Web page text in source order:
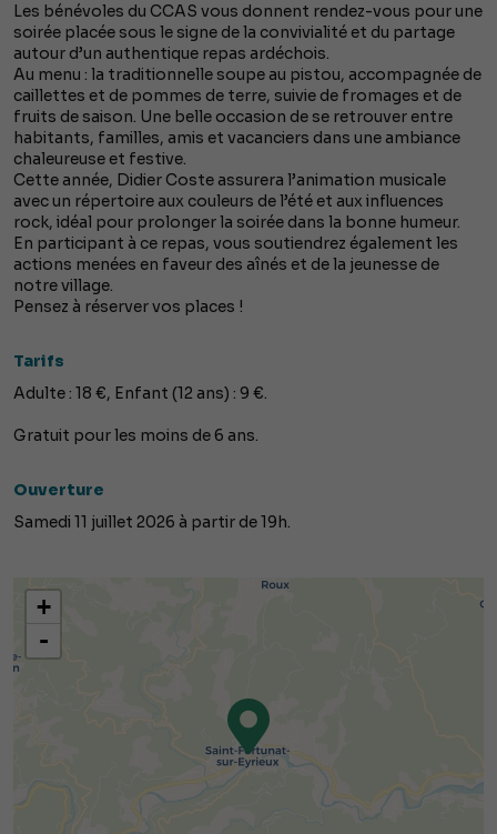
Les bénévoles du CCAS vous donnent rendez-vous pour une
soirée placée sous le signe de la convivialité et du partage
autour d’un authentique repas ardéchois.
Au menu : la traditionnelle soupe au pistou, accompagnée de
caillettes et de pommes de terre, suivie de fromages et de
fruits de saison. Une belle occasion de se retrouver entre
habitants, familles, amis et vacanciers dans une ambiance
chaleureuse et festive.
Cette année, Didier Coste assurera l’animation musicale
avec un répertoire aux couleurs de l’été et aux influences
rock, idéal pour prolonger la soirée dans la bonne humeur.
En participant à ce repas, vous soutiendrez également les
actions menées en faveur des aînés et de la jeunesse de
notre village.
Pensez à réserver vos places !
Tarifs
Adulte : 18 €, Enfant (12 ans) : 9 €.
Gratuit pour les moins de 6 ans.
Ouverture
Samedi 11 juillet 2026 à partir de 19h.
+
-